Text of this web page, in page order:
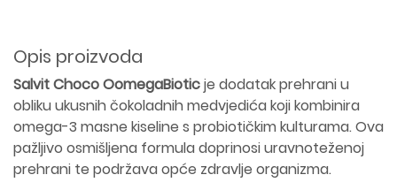
Opis proizvoda
Salvit Choco OomegaBioticje dodatak prehrani u
obliku ukusnih čokoladnih medvjedića koji kombinira
omega-3 masne kiseline s probiotičkim kulturama. Ova
pažljivo osmišljena formula doprinosi uravnoteženoj
prehrani te podržava opće zdravlje organizma.